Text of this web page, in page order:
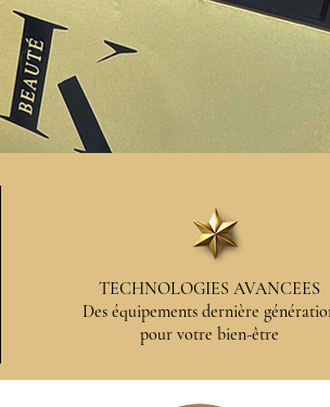
TECHNOLOGIES AVANCEES
Des équipements dernière
pour votre bien-être